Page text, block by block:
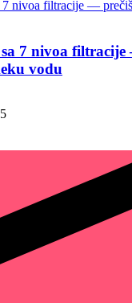
7 nivoa
vodu